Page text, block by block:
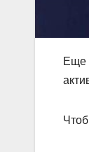
Еще